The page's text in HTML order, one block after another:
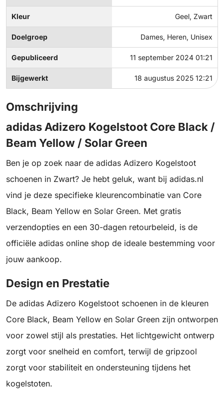
Kleur Geel, Zwart
Doelgroep Dames, Heren, Unisex
Gepubliceerd 11 september 2024 01:21
Bijgewerkt 18 augustus 2025 12:21
Omschrijving
adidas Adizero Kogelstoot Core Black /
Beam Yellow / Solar Green
Ben je op zoek naar de adidas Adizero Kogelstoot
schoenen in Zwart? Je hebt geluk, want bij adidas.nl
vind je deze specifieke kleurencombinatie van Core
Black, Beam Yellow en Solar Green. Met gratis
verzendopties en een 30-dagen retourbeleid, is de
officiële adidas online shop de ideale bestemming voor
jouw aankoop.
Design en Prestatie
De adidas Adizero Kogelstoot schoenen in de kleuren
Core Black, Beam Yellow en Solar Green zijn ontworpen
voor zowel stijl als prestaties. Het lichtgewicht ontwerp
zorgt voor snelheid en comfort, terwijl de gripzool
zorgt voor stabiliteit en ondersteuning tijdens het
kogelstoten.